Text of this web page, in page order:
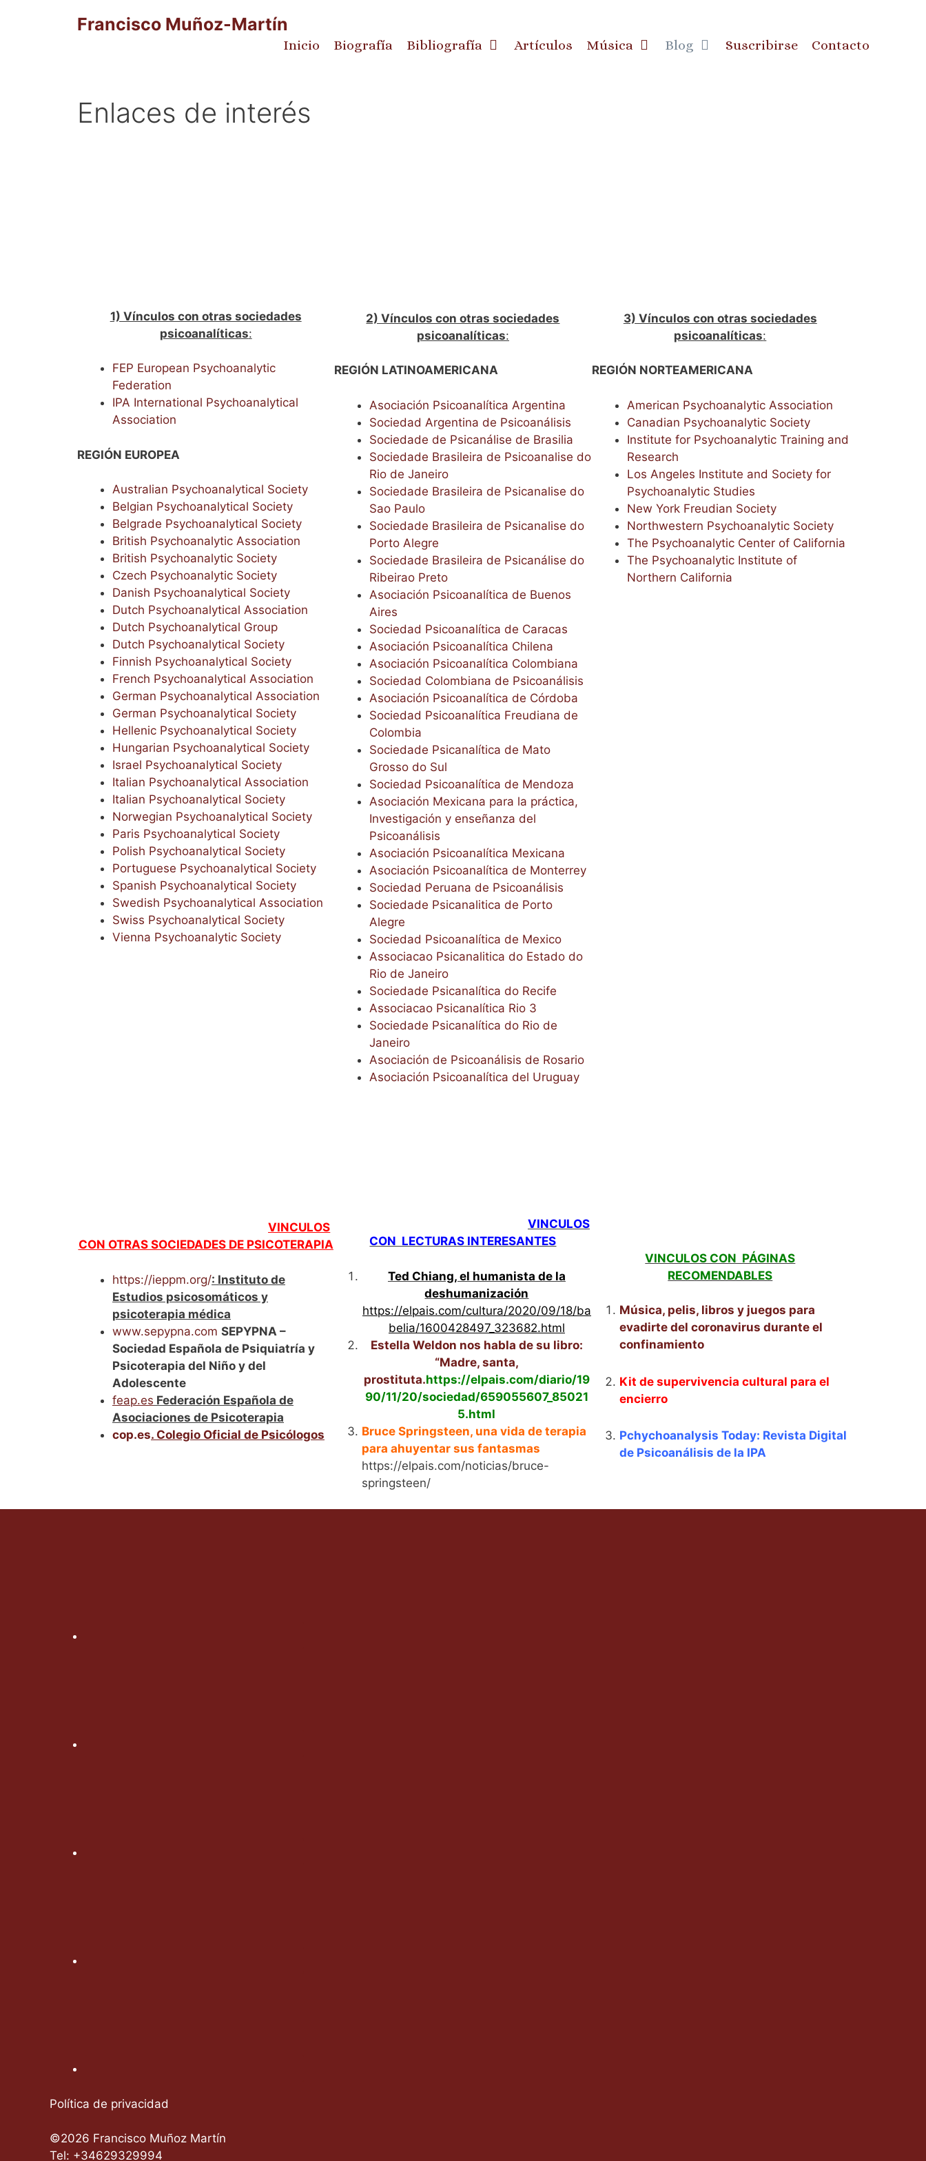
Francisco Muñoz-Martín
Inicio Biografía Bibliografía Artículos Música Blog Suscribirse Contacto
Enlaces de interés
1) Vínculos con otras sociedades
psicoanalíticas:
FEP European Psychoanalytic
Federation
IPA International Psychoanalytical
Association
REGIÓN EUROPEA
Australian Psychoanalytical Society
Belgian Psychoanalytical Society
Belgrade Psychoanalytical Society
British Psychoanalytic Association
British Psychoanalytic Society
Czech Psychoanalytic Society
Danish Psychoanalytical Society
Dutch Psychoanalytical Association
Dutch Psychoanalytical Group
Dutch Psychoanalytical Society
Finnish Psychoanalytical Society
French Psychoanalytical Association
German Psychoanalytical Association
German Psychoanalytical Society
Hellenic Psychoanalytical Society
Hungarian Psychoanalytical Society
Israel Psychoanalytical Society
Italian Psychoanalytical Association
Italian Psychoanalytical Society
Norwegian Psychoanalytical Society
Paris Psychoanalytical Society
Polish Psychoanalytical Society
Portuguese Psychoanalytical Society
Spanish Psychoanalytical Society
Swedish Psychoanalytical Association
Swiss Psychoanalytical Society
Vienna Psychoanalytic Society
2) Vínculos con otras sociedades
psicoanalíticas:
REGIÓN LATINOAMERICANA
Asociación Psicoanalítica Argentina
Sociedad Argentina de Psicoanálisis
Sociedade de Psicanálise de Brasilia
Sociedade Brasileira de Psicoanalise do
Rio de Janeiro
Sociedade Brasileira de Psicanalise do
Sao Paulo
Sociedade Brasileira de Psicanalise do
Porto Alegre
Sociedade Brasileira de Psicanálise do
Ribeirao Preto
Asociación Psicoanalítica de Buenos
Aires
Sociedad Psicoanalítica de Caracas
Asociación Psicoanalítica Chilena
Asociación Psicoanalítica Colombiana
Sociedad Colombiana de Psicoanálisis
Asociación Psicoanalítica de Córdoba
Sociedad Psicoanalítica Freudiana de
Colombia
Sociedade Psicanalítica de Mato
Grosso do Sul
Sociedad Psicoanalítica de Mendoza
Asociación Mexicana para la práctica,
Investigación y enseñanza del
Psicoanálisis
Asociación Psicoanalítica Mexicana
Asociación Psicoanalítica de Monterrey
Sociedad Peruana de Psicoanálisis
Sociedade Psicanalitica de Porto
Alegre
Sociedad Psicoanalítica de Mexico
Associacao Psicanalitica do Estado do
Rio de Janeiro
Sociedade Psicanalítica do Recife
Associacao Psicanalítica Rio 3
Sociedade Psicanalítica do Rio de
Janeiro
Asociación de Psicoanálisis de Rosario
Asociación Psicoanalítica del Uruguay
3) Vínculos con otras sociedades
psicoanalíticas:
REGIÓN NORTEAMERICANA
American Psychoanalytic Association
Canadian Psychoanalytic Society
Institute for Psychoanalytic Training and
Research
Los Angeles Institute and Society for
Psychoanalytic Studies
New York Freudian Society
Northwestern Psychoanalytic Society
The Psychoanalytic Center of California
The Psychoanalytic Institute of
Northern California
VINCULOS
CON OTRAS SOCIEDADES DE PSICOTERAPIA
https://ieppm.org/: Instituto de
Estudios psicosomáticos y
psicoterapia médica
www.sepypna.com SEPYPNA –
Sociedad Española de Psiquiatría y
Psicoterapia del Niño y del
Adolescente
feap.es Federación Española de
Asociaciones de Psicoterapia
cop.es. Colegio Oficial de Psicólogos
VINCULOS
CON LECTURAS INTERESANTES
Ted Chiang, el humanista de la
deshumanización
https://elpais.com/cultura/2020/09/18/ba
belia/1600428497_323682.html
Estella Weldon nos habla de su libro:
“Madre, santa,
prostituta.https://elpais.com/diario/19
90/11/20/sociedad/659055607_85021
5.html
Bruce Springsteen, una vida de terapia
para ahuyentar sus fantasmas
https://elpais.com/noticias/bruce-
springsteen/
VINCULOS CON PÁGINAS
RECOMENDABLES
Música, pelis, libros y juegos para
evadirte del coronavirus durante el
confinamiento
Kit de supervivencia cultural para el
encierro
Pchychoanalysis Today: Revista Digital
de Psicoanálisis de la IPA
Política de privacidad
©2026 Francisco Muñoz Martín
Tel: +34629329994